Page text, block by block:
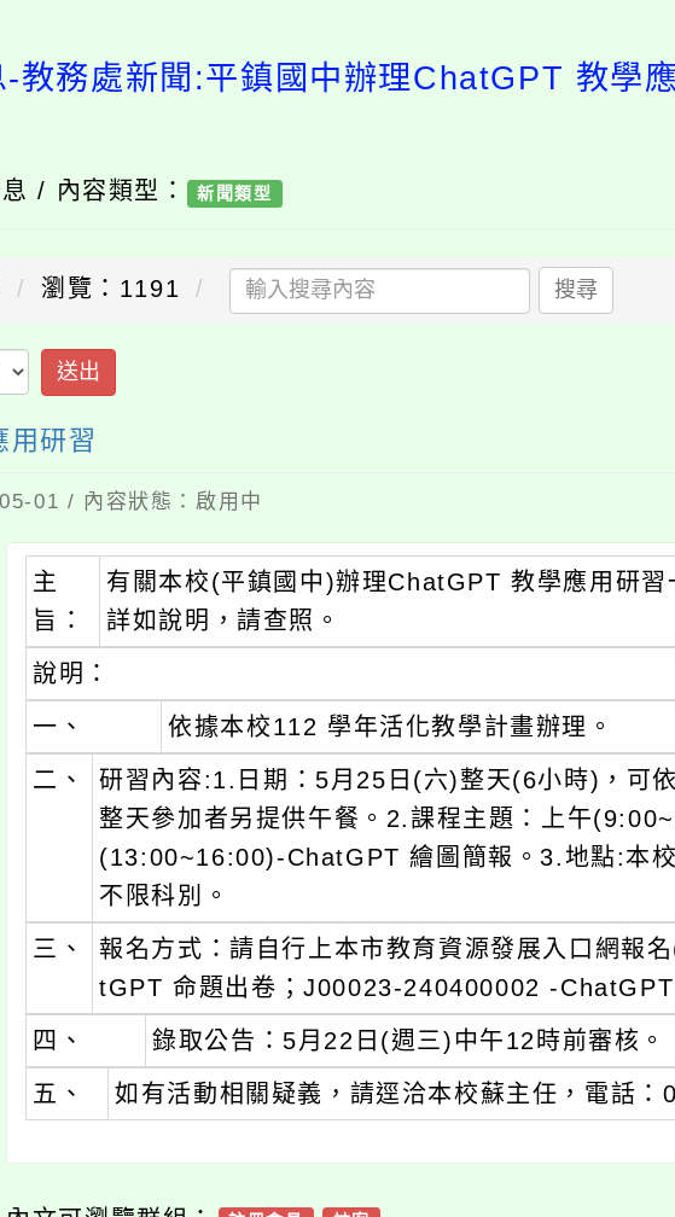
-教務處新聞:平鎮國中辦理ChatGPT 教學
/ 內容類型： 新聞類型
瀏覽：1191 搜尋
送出
用研習
01 / 內容狀態：啟用中
主
旨：
有關本校(平鎮國中)辦理ChatGPT 教學應用研
詳如說明，請查照。
說明：
一、
依據本校112 學年活化教學計畫辦理。
二、
研習內容:1.日期：5月25日(六)整天(6小時)，可
整天參加者另提供午餐。2.課程主題：上午
(13:00~16:00)-ChatGPT 繪圖簡報。3.地點:本
不限科別。
三、
報名方式：請自行上本市教育資源發展入口網報
tGPT 命題出卷；J00023-240400002 -
四、
錄取公告：5月22日(週三)中午12時前審核。
五、
如有活動相關疑義，請逕洽本校蘇主任，電話：